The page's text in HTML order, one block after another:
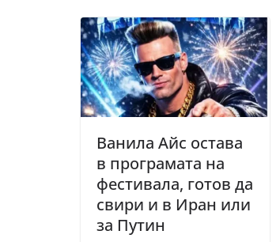
Ванила Айс остава
в програмата на
фестивала, готов да
свири и в Иран или
за Путин